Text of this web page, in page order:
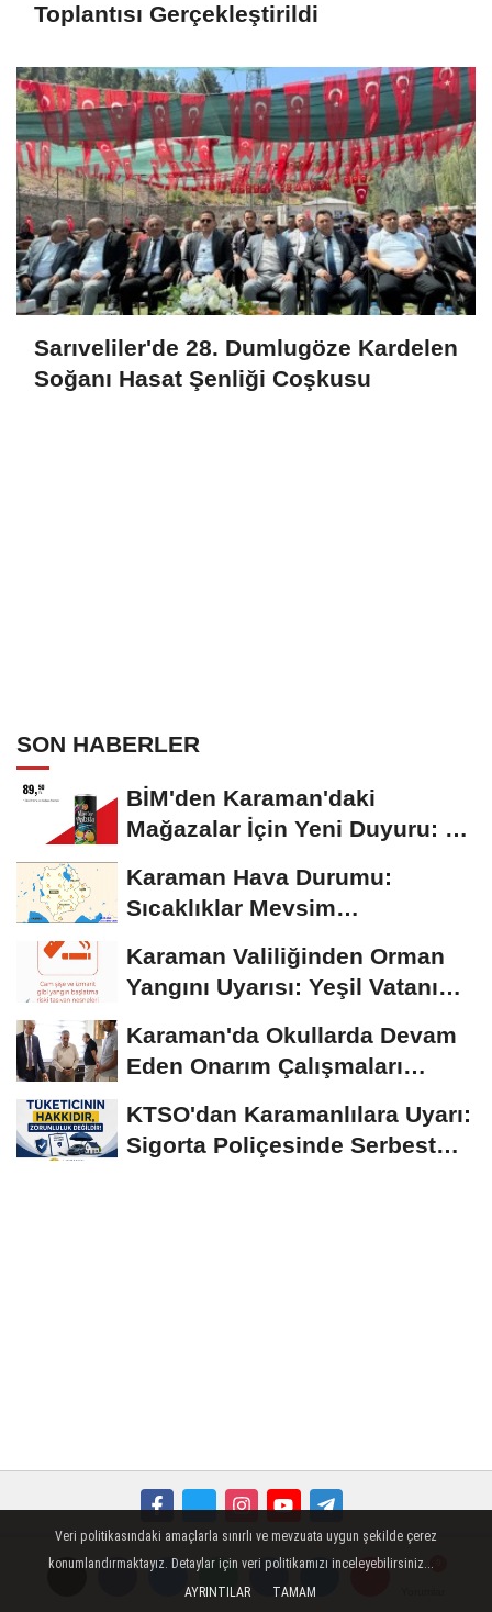
Toplantısı Gerçekleştirildi
Sarıveliler'de 28. Dumlugöze Kardelen
Soğanı Hasat Şenliği Coşkusu
SON HABERLER
BİM'den Karaman'daki
Mağazalar İçin Yeni Duyuru: 11
Karaman Hava Durumu:
Sıcaklıklar Mevsim
Seyrediyor
Karaman Valiliğinden Orman
Yangını Uyarısı: Yeşil Vatanı
Karaman'da Okullarda Devam
Eden Onarım Çalışmaları
KTSO'dan Karamanlılara Uyarı:
Sigorta Poliçesinde Serbest
Künye İletişim Çerez Politikası Gizlilik İlkeleri
Veri politikasındaki amaçlarla sınırlı ve mevzuata uygun şekilde çerez
konumlandırmaktayız. Detaylar için veri politikamızı inceleyebilirsiniz...
AYRINTILAR
TAMAM